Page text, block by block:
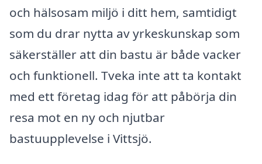
och hälsosam miljö i ditt hem, samtidigt
som du drar nytta av yrkeskunskap som
säkerställer att din bastu är både vacker
och funktionell. Tveka inte att ta kontakt
med ett företag idag för att påbörja din
resa mot en ny och njutbar
bastuupplevelse i Vittsjö.